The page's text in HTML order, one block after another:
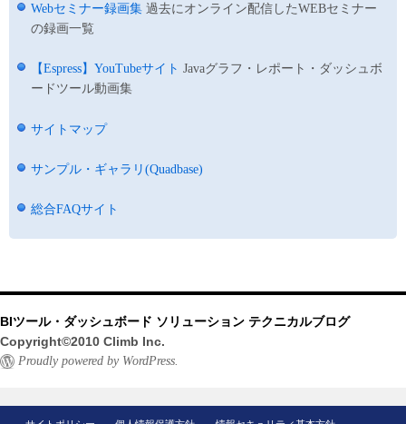
Webセミナー録画集 過去にオンライン配信したWEBセミナー
の録画一覧
【Espress】YouTubeサイト Javaグラフ・レポート・ダッシュボ
ードツール動画集
サイトマップ
サンプル・ギャラリ(Quadbase)
総合FAQサイト
BIツール・ダッシュボード ソリューション テクニカルブログ
Copyright©2010 Climb Inc.
Proudly powered by WordPress.